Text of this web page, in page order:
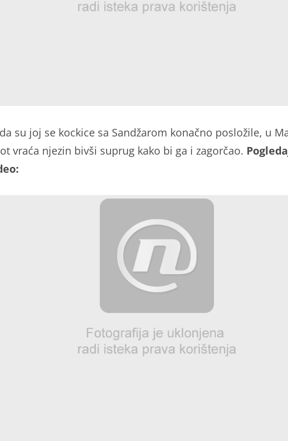
su joj se kockice sa Sandžarom konačno posložile, u
vraća njezin bivši suprug kako bi ga i zagorčao.